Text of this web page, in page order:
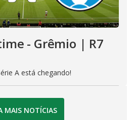
- Grêmio | R7
A está chegando!
MAIS NOTÍCIAS